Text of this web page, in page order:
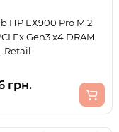
HP EX900 Pro M.2
Ex Gen3 x4 DRAM
Retail
грн.